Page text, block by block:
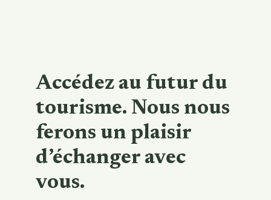
Accédez au futur du
tourisme. Nous nous
ferons un plaisir
d’échanger avec
vous.